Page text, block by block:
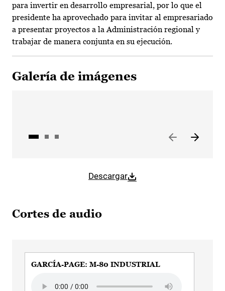
para invertir en desarrollo empresarial, por lo que el
presidente ha aprovechado para invitar al empresariado
a presentar proyectos a la Administración regional y
trabajar de manera conjunta en su ejecución.
Galería de imágenes
Descargar
Cortes de audio
GARCÍA-PAGE: M-80 INDUSTRIAL